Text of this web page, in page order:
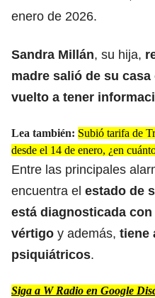
enero de 2026.
Sandra Millán, su hija,
madre salió de su
vuelto a tener
Lea también: Subió tarifa de
desde el 14 de enero, ¿en
Entre las principales
encuentra el estado de
está diagnosticada
vértigo y además, tiene
psiquiátricos.
Siga a W Radio en Google